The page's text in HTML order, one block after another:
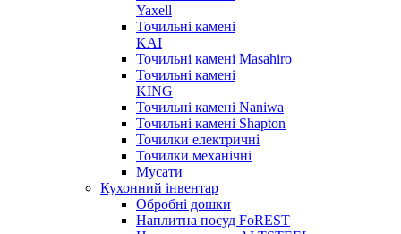
Yaxell
Точильні камені
KAI
Точильні камені Masahiro
Точильні камені
KING
Точильні камені Naniwa
Точильні камені Shapton
Точилки електричні
Точилки механічні
Мусати
Кухонний інвентар
Обробні дошки
Наплитна посуд FoREST